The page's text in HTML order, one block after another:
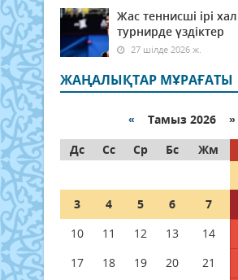
Жас теннисші ірі
турнирде үздіктер
27 шілде 2026 ж.
ЖАҢАЛЫҚТАР МҰРАҒАТЫ
« Тамыз 2026 »
Дс
Сс Ср Бс Жм
3
4 5 6 7
10
11 12 13 14
17
18 19 20 21